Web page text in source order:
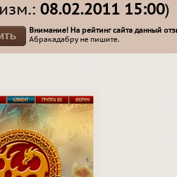
08.02.2011 15:00)
Внимание! На рейтинг сайта данный
Абракадабру не пишите.